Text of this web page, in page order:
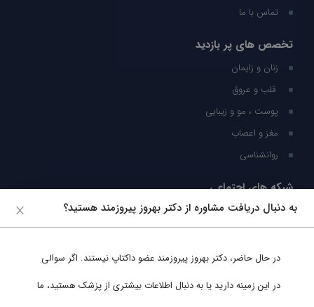
تماس با ما
تخصص های پر بازدید
زنان و زایمان
قلب و عروق
پوست ، مو و زیبایی
مغز و اعصاب
روانشناسی
شبکه های اجتماعی
ما را در شبکه های اجتماعی دنبال کنید
به دنبال دریافت مشاوره از دکتر بهروز پیروزمند هستید؟
در حال حاضر، دکتر بهروز پیروزمند عضو داکتاپ نیستند. اگر سوالی
در این زمینه دارید یا به دنبال اطلاعات بیشتری از پزشک هستید، ما